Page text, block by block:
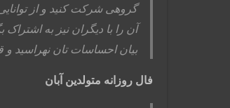
گروهی شرکت کنید و از
آن را با دیگران نیز به
بیان احساسات تان نهراسید و
فال روزانه متولدین آبان